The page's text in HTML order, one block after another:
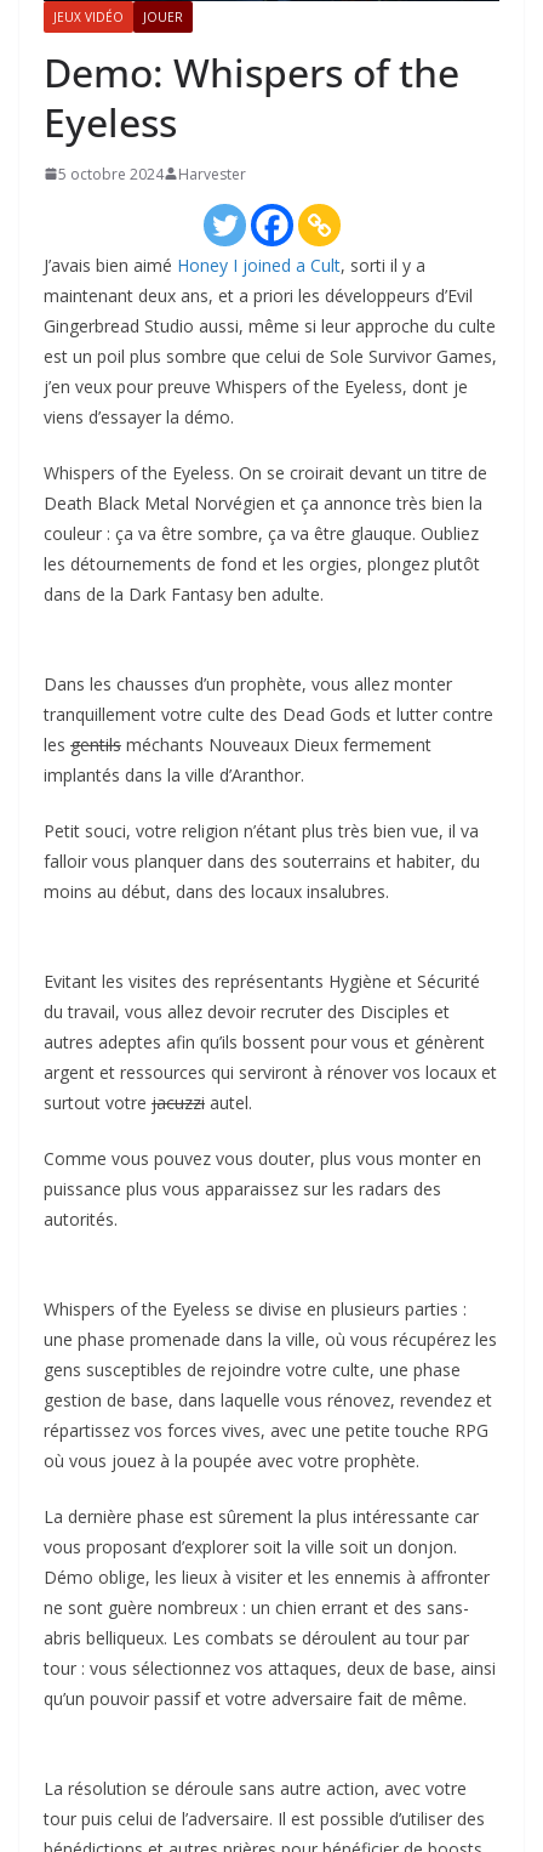
JEUX VIDÉO JOUER
Demo: Whispers of the
Eyeless
5 octobre 2024 Harvester
J’avais bien aimé Honey I joined a Cult, sorti il y a
maintenant deux ans, et a priori les développeurs d’Evil
Gingerbread Studio aussi, même si leur approche du culte
est un poil plus sombre que celui de Sole Survivor Games,
j’en veux pour preuve Whispers of the Eyeless, dont je
viens d’essayer la démo.
Whispers of the Eyeless. On se croirait devant un titre de
Death Black Metal Norvégien et ça annonce très bien la
couleur : ça va être sombre, ça va être glauque. Oubliez
les détournements de fond et les orgies, plongez plutôt
dans de la Dark Fantasy ben adulte.
Dans les chausses d’un prophète, vous allez monter
tranquillement votre culte des Dead Gods et lutter contre
les gentils méchants Nouveaux Dieux fermement
implantés dans la ville d’Aranthor.
Petit souci, votre religion n’étant plus très bien vue, il va
falloir vous planquer dans des souterrains et habiter, du
moins au début, dans des locaux insalubres.
Evitant les visites des représentants Hygiène et Sécurité
du travail, vous allez devoir recruter des Disciples et
autres adeptes afin qu’ils bossent pour vous et génèrent
argent et ressources qui serviront à rénover vos locaux et
surtout votre jacuzzi autel.
Comme vous pouvez vous douter, plus vous monter en
puissance plus vous apparaissez sur les radars des
autorités.
Whispers of the Eyeless se divise en plusieurs parties :
une phase promenade dans la ville, où vous récupérez les
gens susceptibles de rejoindre votre culte, une phase
gestion de base, dans laquelle vous rénovez, revendez et
répartissez vos forces vives, avec une petite touche RPG
où vous jouez à la poupée avec votre prophète.
La dernière phase est sûrement la plus intéressante car
vous proposant d’explorer soit la ville soit un donjon.
Démo oblige, les lieux à visiter et les ennemis à affronter
ne sont guère nombreux : un chien errant et des sans-
abris belliqueux. Les combats se déroulent au tour par
tour : vous sélectionnez vos attaques, deux de base, ainsi
qu’un pouvoir passif et votre adversaire fait de même.
La résolution se déroule sans autre action, avec votre
tour puis celui de l’adversaire. Il est possible d’utiliser des